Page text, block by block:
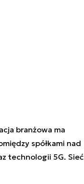
branżowa ma
spółkami nad
technologii 5G. Sieć